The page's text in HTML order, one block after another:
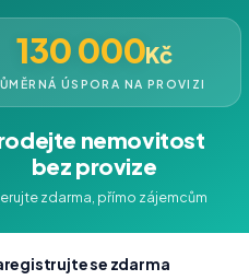
130 000Kč
ÚSPORA NA PROVIZI
nemovitost
bez provize
zdarma, přímo zájemcům
se zdarma